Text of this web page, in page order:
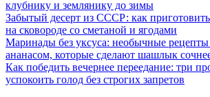
клубнику и землянику до зимы
Забытый десерт из СССР: как приготовить
на сковороде со сметаной и ягодами
Маринады без уксуса: необычные рецепты
ананасом, которые сделают шашлык
Как победить вечернее переедание: три
успокоить голод без строгих запретов